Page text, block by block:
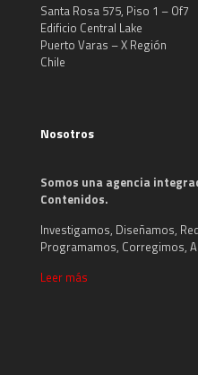
Santa Rosa 575, Piso 1 – Of7
Edificio Central Lake
Puerto Varas – X Región
Chile
Nosotros
Somos una agencia
Contenidos.
Investigamos, Diseñamos,
Programamos, Corregimos,
Leer más